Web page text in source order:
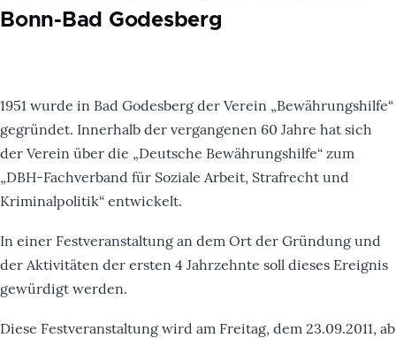
Bonn-Bad Godesberg
1951 wurde in Bad Godesberg der Verein „Bewährungshilfe“
gegründet. Innerhalb der vergangenen 60 Jahre hat sich
der Verein über die „Deutsche Bewährungshilfe“ zum
„DBH-Fachverband für Soziale Arbeit, Strafrecht und
Kriminalpolitik“ entwickelt.
In einer Festveranstaltung an dem Ort der Gründung und
der Aktivitäten der ersten 4 Jahrzehnte soll dieses Ereignis
gewürdigt werden.
Diese Festveranstaltung wird am Freitag, dem 23.09.2011, ab